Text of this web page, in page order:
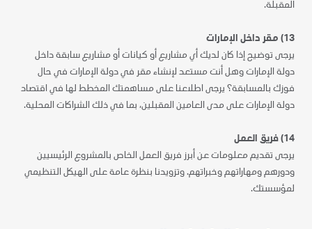
المقبلة.
13) مقر داخل الإمارات
يرجى توضيح إذا كان لديك أي مشاريع أو كيانات أو مشاريع سابقة داخل
دولة الإمارات وهل أنت مستعد لإنشاء مقر في دولة الإمارات في حال
فوزك بالمسابقة؟ يرجى اطلاعنا على مساهمتك المخطط لها في اقتصاد
دولة الإمارات على مدى العامين المقبلين، بما في ذلك الشراكات المحلية.
14) فريق العمل
يرجى تقديم معلومات عن أبرز فريق العمل الخاص بالمشروع الرئيسيين
ودورهم ومهاراتهم وخبراتهم. وتزويدنا بنظرة عامة على الهيكل التنظيمي
لمؤسستك.